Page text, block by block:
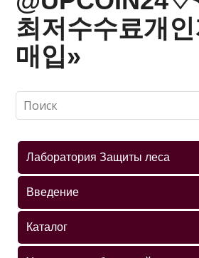
최저수수료개
매입»
Лаборатория Защиты леса
Введение
Каталог